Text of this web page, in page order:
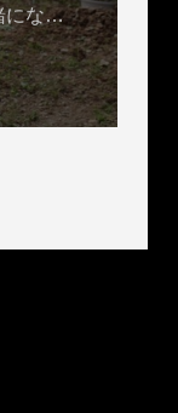
にな
ー大
での競
作業